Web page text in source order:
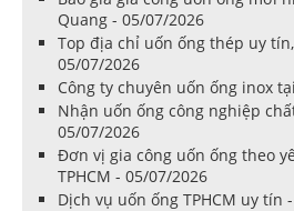
Quang - 05/07/2026
Top địa chỉ uốn ống thép uy
05/07/2026
Công ty chuyên uốn ống inox
Nhận uốn ống công nghiệp
05/07/2026
Đơn vị gia công uốn ống theo
TPHCM - 05/07/2026
Dịch vụ uốn ống TPHCM uy tín